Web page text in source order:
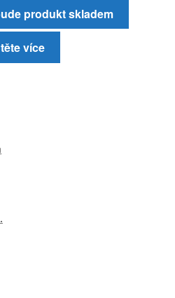
produkt skladem
více